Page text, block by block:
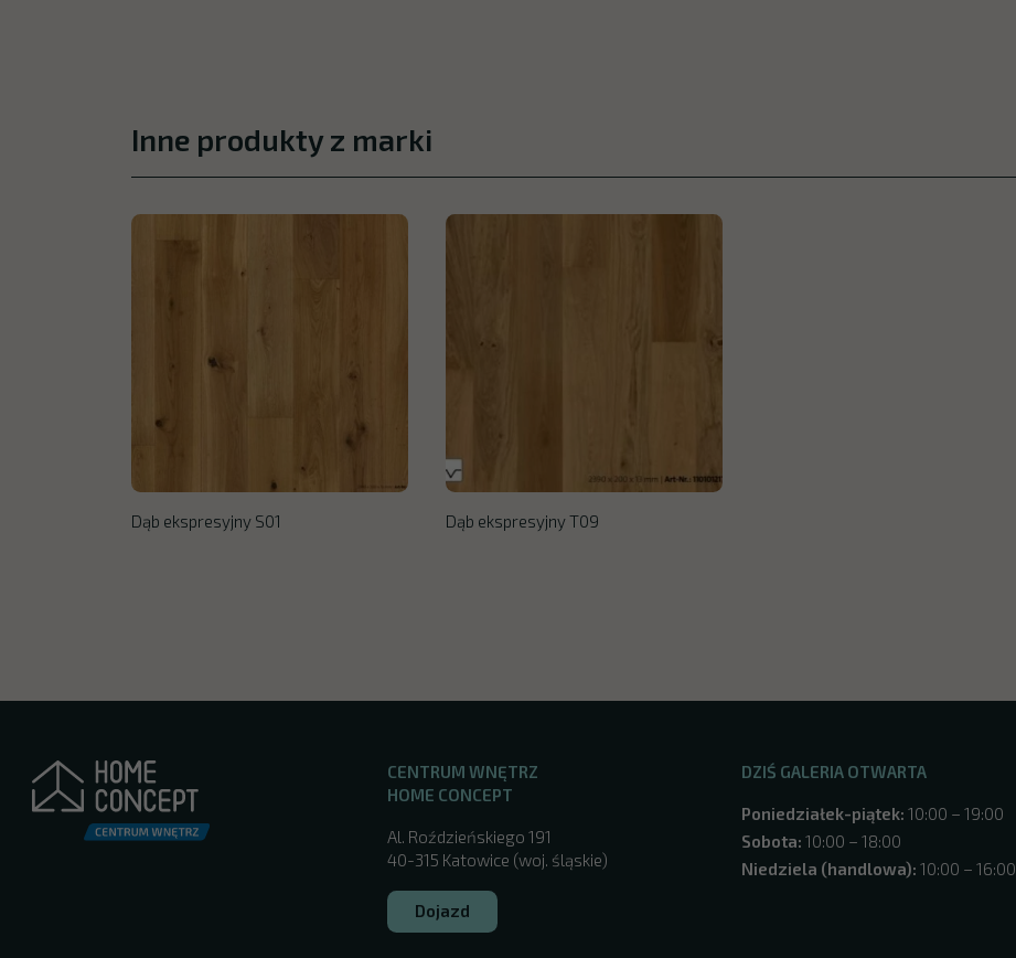
Inne produkty z marki
Dąb ekspresyjny S01 Dąb ekspresyjny T09
CENTRUM WNĘTRZ
HOME CONCEPT
Al. Roździeńskiego 191
40-315 Katowice (woj. śląskie)
Dojazd
DZIŚ GALERIA OTWARTA
Poniedziałek-piątek: 10:00 – 19:00
Sobota: 10:00 – 18:00
Niedziela (handlowa): 10:00 – 16:00